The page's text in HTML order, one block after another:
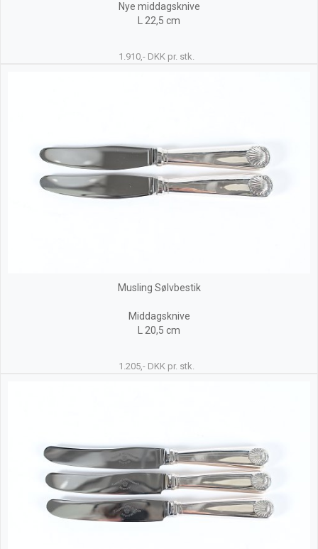
Nye middagsknive
L 22,5 cm
1.910,- DKK pr. stk.
Musling Sølvbestik
Middagsknive
L 20,5 cm
1.205,- DKK pr. stk.